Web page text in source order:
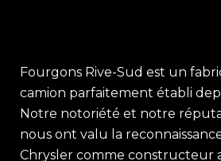
Fourgons Rive-Sud est un
camion parfaitement établi
Notre notoriété et notre
nous ont valu la
Chrysler comme constructeur